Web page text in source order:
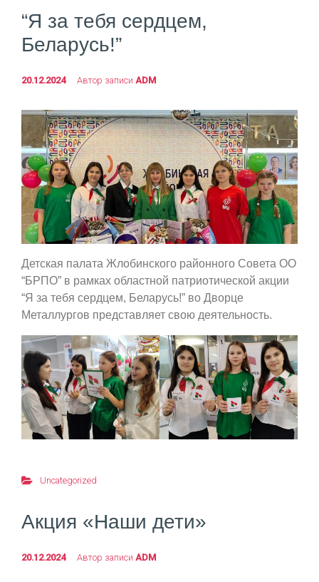
“Я за тебя сердцем,
Беларусь!”
20.12.2024 Автор записи ADM
Детская палата Жлобинского районного Совета ОО
“БРПО” в рамках областной патриотической акции
“Я за тебя сердцем, Беларусь!” во Дворце
Металлургов представляет свою деятельность.
Uncategorized
Акция «Наши дети»
20.12.2024 Автор записи ADM